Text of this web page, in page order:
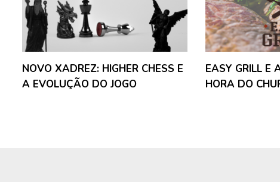
NOVO XADREZ: HIGHER CHESS E
A EVOLUÇÃO DO JOGO
EASY GRILL E
HORA DO